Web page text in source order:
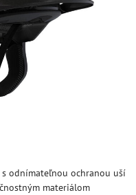
odnímateľnou ochranou uší
materiálom